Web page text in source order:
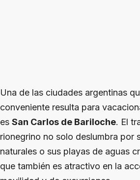
Una de las ciudades argentinas
conveniente resulta para
es San Carlos de Bariloche. El
rionegrino no solo deslumbra por
naturales o sus playas de aguas
que también es atractivo en la